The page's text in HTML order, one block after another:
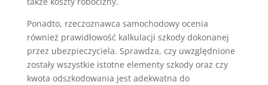
Ponadto, rzeczoznawca samochodowy ocenia
również prawidłowość kalkulacji szkody dokonanej
przez ubezpieczyciela. Sprawdza, czy uwzględnione
zostały wszystkie istotne elementy szkody oraz czy
kwota odszkodowania jest adekwatna do